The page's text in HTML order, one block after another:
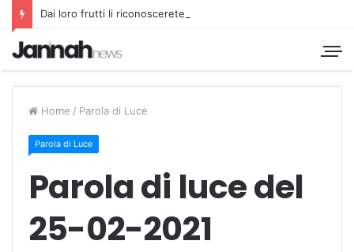
Dai loro frutti li riconoscerete
Home / Parola di Luce
Parola di Luce
Parola di luce del
25-02-2021